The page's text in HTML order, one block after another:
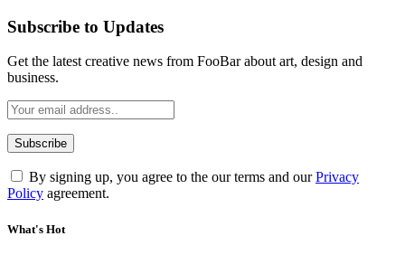
Subscribe to Updates
Get the latest creative news from FooBar about art, design and
business.
By signing up, you agree to the our terms and ourPrivacy
Policy agreement.
What's Hot